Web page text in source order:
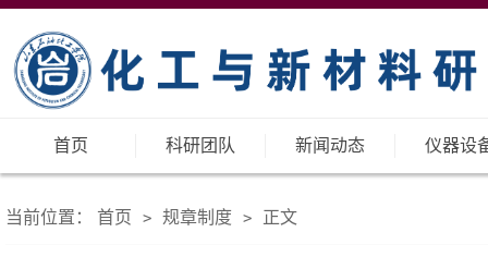
首页 科研团队 新闻动态 仪器设
当前位置： 首页 > 规章制度 > 正文